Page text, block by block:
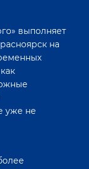
выполняет
на
уже не